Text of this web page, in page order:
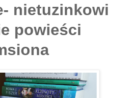
nietuzinkowi
powieści